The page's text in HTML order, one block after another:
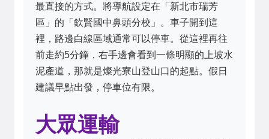
最直接的方式。將導航設定在「新北市瑞芳
區」的「欽賢國中鼻頭分校」。車子開到這
裡，路邊白線區域通常可以停車。從這裡再往
前走約5分鐘，右手邊會看到一條明顯的上坡水
泥產道，那就是燦光寮山登山口的起點。假日
建議早點出發，停車位有限。
大眾運輸